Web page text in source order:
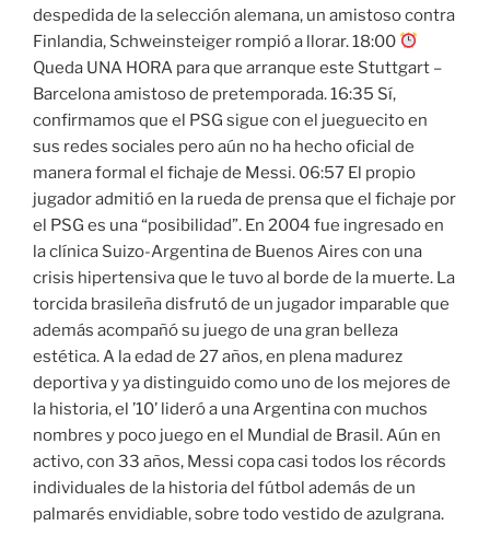
despedida de la selección alemana, un amistoso contra
Finlandia, Schweinsteiger rompió a llorar. 18:00
Queda UNA HORA para que arranque este Stuttgart –
Barcelona amistoso de pretemporada. 16:35 Sí,
confirmamos que el PSG sigue con el jueguecito en
sus redes sociales pero aún no ha hecho oficial de
manera formal el fichaje de Messi. 06:57 El propio
jugador admitió en la rueda de prensa que el fichaje por
el PSG es una “posibilidad”. En 2004 fue ingresado en
la clínica Suizo-Argentina de Buenos Aires con una
crisis hipertensiva que le tuvo al borde de la muerte. La
torcida brasileña disfrutó de un jugador imparable que
además acompañó su juego de una gran belleza
estética. A la edad de 27 años, en plena madurez
deportiva y ya distinguido como uno de los mejores de
la historia, el ’10’ lideró a una Argentina con muchos
nombres y poco juego en el Mundial de Brasil. Aún en
activo, con 33 años, Messi copa casi todos los récords
individuales de la historia del fútbol además de un
palmarés envidiable, sobre todo vestido de azulgrana.